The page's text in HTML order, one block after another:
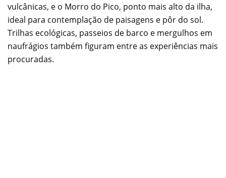
vulcânicas, e o Morro do Pico, ponto mais alto da ilha,
ideal para contemplação de paisagens e pôr do sol.
Trilhas ecológicas, passeios de barco e mergulhos em
naufrágios também figuram entre as experiências mais
procuradas.